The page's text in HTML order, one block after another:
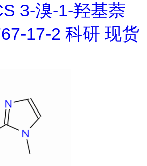
3-溴-1-羟基萘
17-2 科研 现货